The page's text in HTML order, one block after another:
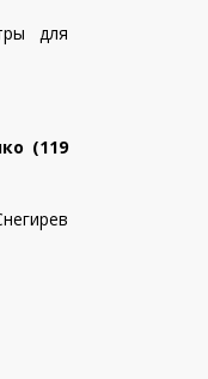
для
(119